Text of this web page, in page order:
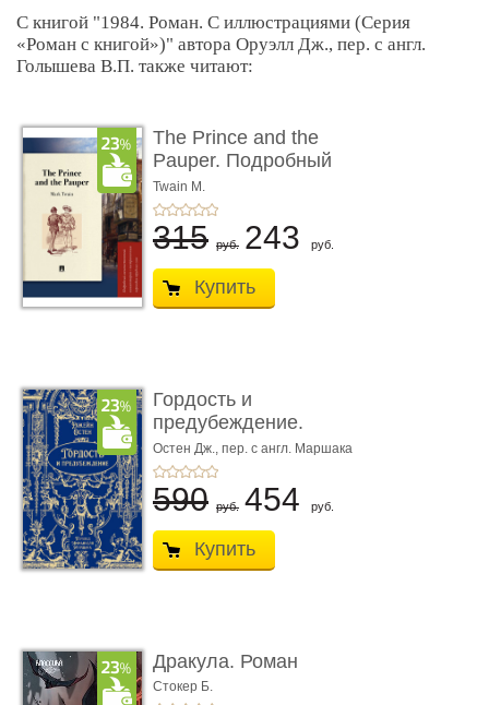
С книгой "1984. Роман. С иллюстрациями (Серия
«Роман с книгой»)" автора Оруэлл Дж., пер. с англ.
Голышева В.П. также читают:
The Prince and the
Pauper. Подробный
лингвистический комм
...
Twain M.
315 руб. 243 руб.
Купить
Гордость и
предубеждение.
Роман. Подарочное из
...
Остен Дж., пер. с англ. Маршака
И.С.
590 руб. 454 руб.
Купить
Дракула. Роман
Стокер Б.